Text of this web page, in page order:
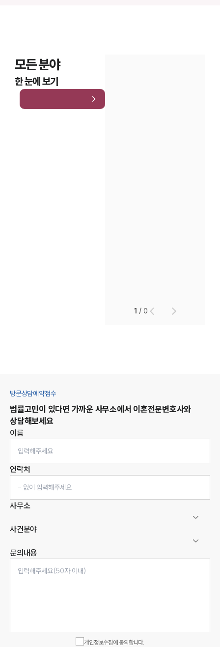
모든 분야
한 눈에 보기
1 /0
방문상담예약접수
법률고민이 있다면 가까운 사무소에서 이혼전문변호사와
상담해보세요
이름
연락처
사무소
사건분야
문의내용
개인정보수집에 동의합니다.